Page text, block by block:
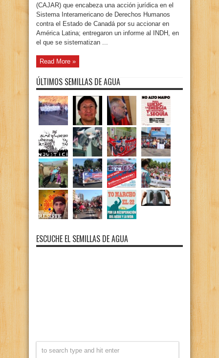
(CAJAR) que encabeza una acción jurídica en el
Sistema Interamericano de Derechos Humanos
contra el Estado de Canadá por su accionar en
América Latina; entregaron un informe al INDH, en
el que se sistematizan ...
Read More »
ÚLTIMOS SEMILLAS DE AGUA
ESCUCHE EL SEMILLAS DE AGUA